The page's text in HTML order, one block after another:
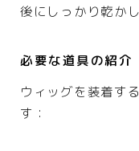
婚活
ウエディング
グルメ・食品
後にしっかり乾か
必要な道具の紹介
ウィッグを装着す
す：